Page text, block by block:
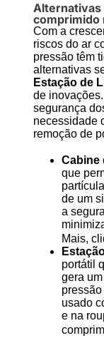
Alternativas
comprimido
Com a
riscos do ar
pressão têm
alternativas
Estação de
de
segurança
necessidade
remoção de
Cabine
que
de um
a
Mais,
portátil
gera
usado
e na